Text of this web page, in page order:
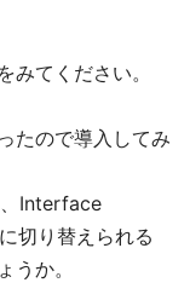
てください。
たので導入してみ
Interface
切り替えられる
うか。